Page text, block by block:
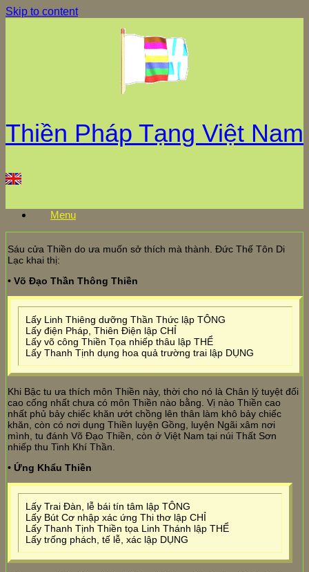
Skip to content
Thiền Pháp Tạng Việt Nam
Menu
Sáu cửa Thiền do ưa muốn sở thích mà thành. Đức Thế Tôn Di
Lạc khai thị:
• Võ Đạo Thần Thông Thiền
Lấy Linh Thiêng dưỡng Thần Thức lập TÔNG
Lấy điện Pháp, Thiên Điện lập CHỈ
Lấy võ công Thiền Tọa nhiếp thâu lập THỂ
Lấy Thanh Tịnh dụng hoa quả trường trai lập DỤNG
Khi Bậc tu ưa thích môn Thiền này, thời cho nó là Chân lý tuyệt đối
cao cống nhất chưa có môn Thiền nào bằng. Vị nào Thiền cao
nhất phủ bảy chiếc khăn ướt chồng lên thân làm khô bảy chiếc
khăn, còn có nơi dụng Thiền luyện Gồng, luyện Ngãi xâm nơi
mình, tu đánh Võ Đạo Thiền, còn ở Việt Nam tại núi Thất Sơn
nhiếp thu Tinh Khí Thần.
• Ứng Khẩu Thiền
Lấy Trai Đàn, lễ bái tín tâm lập TÔNG
Lấy Bút Cơ nhập xác ứng Thi thơ lập CHỈ
Lấy Thanh Tịnh Thiền tọa Linh Thánh lập THỂ
Lấy trống phách, tế lễ, xác lập DỤNG